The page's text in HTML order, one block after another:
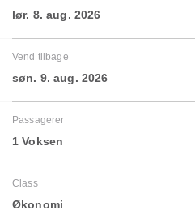
lør. 8. aug. 2026
Vend tilbage
søn. 9. aug. 2026
Passagerer
1 Voksen
Class
Økonomi